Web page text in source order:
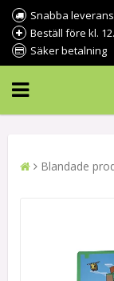
Snabba
Beställ före kl.
Säker betalning
Blandade